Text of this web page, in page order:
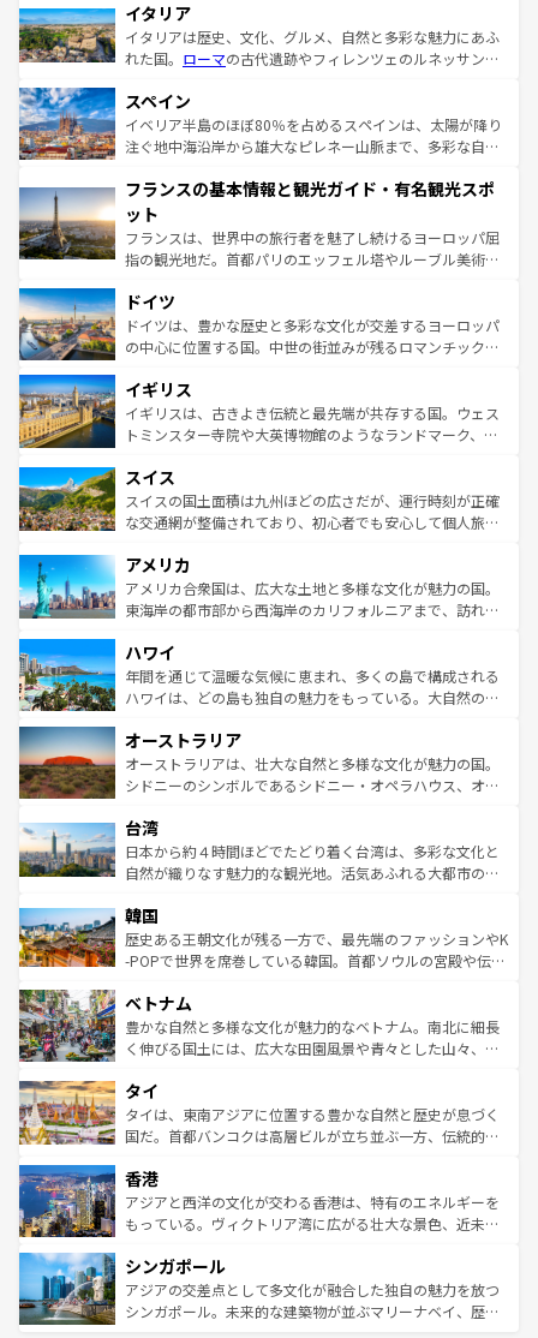
イタリア
イタリアは歴史、文化、グルメ、自然と多彩な魅力にあふ
れた国。 ローマの古代遺跡やフィレンツェのルネッサンス
ろん、トスカーナの美しい田園風景やアマルフィ海岸の絶
景など、自然景観も見逃せない。観光の合間には、本場の
ピザやパスタなど、絶品のイタリア料理を堪能することも
ませてくれるイタリアで、忘れられない旅をしてみよう！
なお、新着のイタリア情報は
しい。
スペイン
イベリア半島のほぼ80％を占めるスペインは、太陽が降り
注ぐ地中海沿岸から雄大なピレネー山脈まで、多彩な自然
文化が根付くこの国では、情熱的なフラメンコ、熱気あふ
れる闘牛、そして美味しいタパスが生活の一部となってい
る。首都マドリードの洗練された雰囲気や、バルセロナの
アートに溢れた街角から、地方では古代ローマ遺跡や中世
せる。地方によって風土や気候が異なるスペインはその個
性で訪れる人を魅了する。 なお、新着のスペイン情報は コ
ンテンツ一覧を参照してほしい。
フランスの基本情報と観光ガイド・有名観光スポ
ット
フランスは、世界中の旅行者を魅了し続けるヨーロッパ屈
指の観光地だ。首都パリのエッフェル塔やルーブル美術館
で、幅広い魅力が詰まっている。華麗な宮殿、歴史的な大
聖堂、美しいビーチ、そして豊かな自然が、訪れる者を心
から魅了する。また、フランスは美食の国としても知ら
いる。シャンパンの発祥地であるランス、プロヴァンスの
香り高いラベンダー畑など、多彩な楽しみ方が可能だ。さ
らに、パリ以外の地域にも魅力が溢れており、どの街角に
れる地方に足を運ぶとそれぞれで全く異なる文化を体験で
きるだろう。 なお、新着のフランス情報はコンテンツ一覧
を参照してほしい。
ドイツ
ドイツは、豊かな歴史と多彩な文化が交差するヨーロッパ
の中心に位置する国。中世の街並みが残るロマンチック街
顔を持つこの国は、どこを歩いても飽きることがない。ベ
ルリンの文化的活気、バイエルン州のアルプスの絶景、そ
してライン川沿いのワイン畑といった風景は必見。ビール
は、お酒好きな人にはぜひ体験してほしい。 なお、新着の
ドイツ情報はコンテンツ一覧を参照してほしい。
イギリス
イギリスは、古きよき伝統と最先端が共存する国。ウェス
トミンスター寺院や大英博物館のようなランドマーク、歴
リアごとに異なる魅力がある。また、優雅なアフタヌーン
ティー、ビール好きにはたまらない英国パブ、サッカー観
戦など、本場だからこそできる体験も豊富。イギリスを旅
ンツ一覧を参照してほしい。
スイス
スイスの国土面積は九州ほどの広さだが、運行時刻が正確
な交通網が整備されており、初心者でも安心して個人旅行
の建物がそのまま残る町や、スイスならではのユニークな
博物館もあり、アルプス観光だけでなく町歩きも満喫する
ことができる。国民の所得が高いため物価も高いが、旅行
ば市内交通費無料で観光を楽しむこともできる。 なお、新
着のスイス情報はコンテンツ一覧 を参照してほしい。
アメリカ
アメリカ合衆国は、広大な土地と多様な文化が魅力の国。
東海岸の都市部から西海岸のカリフォルニアまで、訪れる
のような巨大都市は、観光、ショッピング、エンターテイ
ンメントが詰まった刺激的なスポットだ。一方、アメリカ
西部には大自然が広がり、グランドキャニオンやイエロー
部のニューオーリンズでは、音楽と美食が融合した独特の
文化が魅力。旅行者はアメリカの各地域で異なる魅力を楽
しみながら、その多様性と豊かな歴史を感じることができ
ならではの贅沢な旅のスタイルだ。 なお、新着のアメリカ
情報はコンテンツ一覧を参照してほしい。
ハワイ
年間を通じて温暖な気候に恵まれ、多くの島で構成される
ハワイは、どの島も独自の魅力をもっている。大自然の神
ワイ島は見逃せない。また、定番の観光地といえばオアフ
島だが、静かな自然を求めるならマウイ島やカウアイ島が
おすすめ。エメラルドグリーンに輝く海をはじめ、豊かな
れるおもてなしの心で訪れる人々を迎えてくれるハワイの
人々、おいしいローカルフードやハワイアンミュージッ
ク、伝統的なフラダンスなど、すべてがハワイの魅力を彩
ワイを、存分に味わってほしい。 なお、新着のハワイ情報
はコンテンツ一覧を参照してほしい。
オーストラリア
オーストラリアは、壮大な自然と多様な文化が魅力の国。
シドニーのシンボルであるシドニー・オペラハウス、オー
リアリーフや大陸中央部にそびえるウルル（エアーズロッ
ク）、タスマニアの美しい原生林やケアンズの熱帯雨林な
ど、見どころがたくさん。また、カフェやワイン、オージ
いる。アクティビティも充実しており、サーフィンやダイ
ビング、ハイキングなど、アウトドア好きにはたまらな
い。オーストラリアの多彩な魅力を存分に味わいつくそ
参照してほしい。
台湾
日本から約４時間ほどでたどり着く台湾は、多彩な文化と
自然が織りなす魅力的な観光地。活気あふれる大都市の台
ン）、静ひつな山岳地帯である台湾東部など、都市の喧騒
と山間の静けさが共存しており、訪れる人に新しい発見と
驚きをもたらしてくれる。また、奥深い台湾の食文化も魅
容にもいいと評判のスイーツなど、バラエティ豊かな料理
が味わえる。 なお、新着の台湾情報は コンテンツ一覧を参
照してほしい。
韓国
歴史ある王朝文化が残る一方で、最先端のファッションやK
-POPで世界を席巻している韓国。首都ソウルの宮殿や伝統
き、地方に足を延ばせば四季折々の自然美を楽しむことが
できる。そして、キムチや焼肉、絶品のストリートフード
まで、さまざまな韓国料理が待っている。夜には、韓国な
リティに包まれながら、韓国の多彩な魅力を心ゆくまで味
わってみてほしい。 なお、新着の韓国情報はコンテンツ一
覧を参照してほしい。
ベトナム
豊かな自然と多様な文化が魅力的なベトナム。南北に細長
く伸びる国土には、広大な田園風景や青々とした山々、世
急速な発展と共に伝統が息づく。ハノイの古い町並みやホ
ーチミン市のフランス統治時代の建物も、独特の雰囲気を
醸し出している。また、バラエティの豊かさとおいしさで
とつ。フォーやバインミー、ベトナムコーヒーなどは、ぜ
ひ現地で味わいたい。どの地域を訪れてもあたたかい人々
が旅行者を迎えてくれるので、きっと忘れられない旅にな
参照してほしい。
タイ
タイは、東南アジアに位置する豊かな自然と歴史が息づく
国だ。首都バンコクは高層ビルが立ち並ぶ一方、伝統的な
の活気が交差している。北部ではチェンマイなどの山岳地
帯で自然と触れ合い、南部ではプーケットやクラビの美し
いビーチでリゾート気分を楽しむことができる。タイ料理
激する。気候は一年中温暖で、どの季節にも異なる楽しみ
が待っている。親しみやすいタイの人々、仏教を中心とし
た文化、そして多様な観光資源が、訪れる旅人を魅了し続
香港
アジアと西洋の文化が交わる香港は、特有のエネルギーを
もっている。ヴィクトリア湾に広がる壮大な景色、近未来
み、どこを訪れても感動するはず。観光スポットが密集し
ており、効率よく見どころを回れるのも魅力。息をのむよ
うな絶景から文化的な体験まで、香港を存分に楽しみ尽く
シンガポール
アジアの交差点として多文化が融合した独自の魅力を放つ
シンガポール。未来的な建築物が並ぶマリーナベイ、歴史